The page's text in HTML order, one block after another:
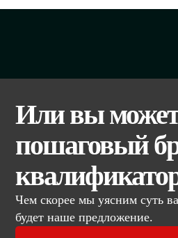
Или вы
пошаговый
Чем скорее мы уясним суть
будет наше предложение.